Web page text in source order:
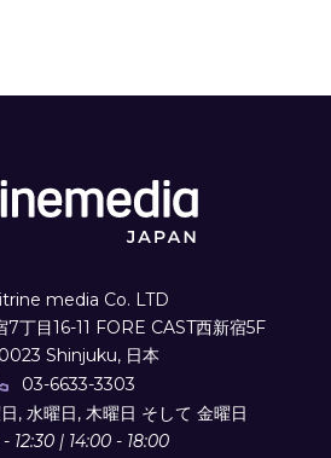
media Co. LTD
7丁目16-11 FORE CAST西新宿5F
Shinjuku, 日本
03-6633-3303
, 水曜日, 木曜日 そして 金曜日
12:30 | 14:00 - 18:00